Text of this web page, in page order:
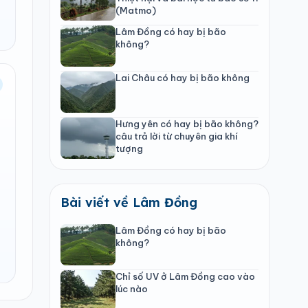
(Matmo)
Lâm Đồng có hay bị bão
không?
Lai Châu có hay bị bão không
Hưng yên có hay bị bão không?
câu trả lời từ chuyên gia khí
tượng
Bài viết về Lâm Đồng
Lâm Đồng có hay bị bão
không?
Chỉ số UV ở Lâm Đồng cao vào
lúc nào